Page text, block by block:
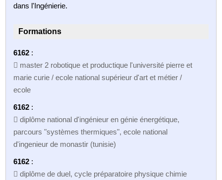
dans l'Ingénierie.
Formations
6162 :
 master 2 robotique et productique l'université pierre et
marie curie / ecole national supérieur d'art et métier /
ecole
6162 :
 diplôme national d'ingénieur en génie énergétique,
parcours "systèmes thermiques", ecole national
d'ingenieur de monastir (tunisie)
6162 :
 diplôme de duel, cycle préparatoire physique chimie